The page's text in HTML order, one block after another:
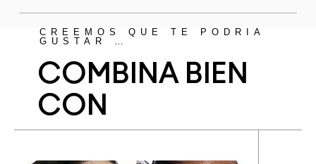
CREEMOS QUE TE PODRÍA
GUSTAR …
COMBINA BIEN
CON